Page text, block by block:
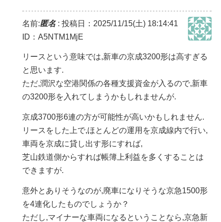
名前:匿名: 投稿日：2025/11/15(土) 18:14:41
ID：A5NTM1MjE
リースという意味では,新車の京成3200形は高すぎる
と思います.
ただ,潤沢な空港関係の各種支援資金が入るので,新車
の3200形を入れてしまうかもしれませんが.
京成3700形6連の方が可能性が高いかもしれません.
リースをした上で,ほとんどの運用を京成線内で行い,
車両を京成に貸し出す形にすれば,
芝山鉄道側からすれば帳簿上利益を多くすることは
できますが.
意外とありそうなのが,廃車になりそうな京急1500形
を4連化したものでしょうか？
ただし,マイナーな車両になるということなら,京急新